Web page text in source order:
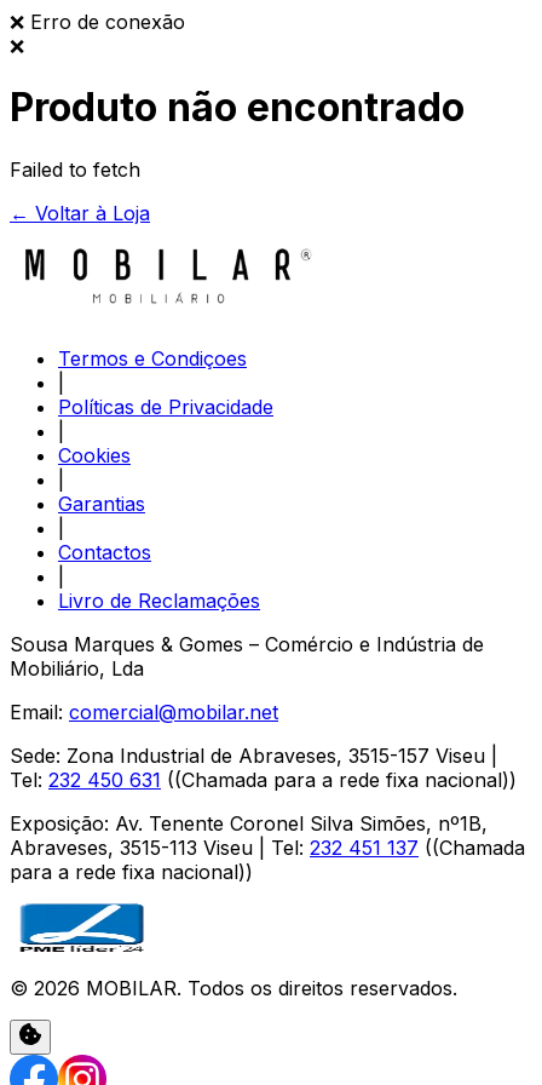
❌ Erro de conexão
❌
Produto não encontrado
Failed to fetch
← Voltar à Loja
Termos e Condiçoes
Políticas de Privacidade
Cookies
Garantias
Contactos
Livro de Reclamações
Sousa Marques & Gomes – Comércio e Indústria de
Mobiliário, Lda
Email: comercial@mobilar.net
Sede: Zona Industrial de Abraveses, 3515-157 Viseu
Tel: 232 450 631 ((Chamada para a rede fixa nacional))
Exposição: Av. Tenente Coronel Silva Simões, nº1B,
Abraveses, 3515-113 Viseu | Tel: 232 451 137 ((Chamada
para a rede fixa nacional))
© 2026 MOBILAR. Todos os direitos reservados.